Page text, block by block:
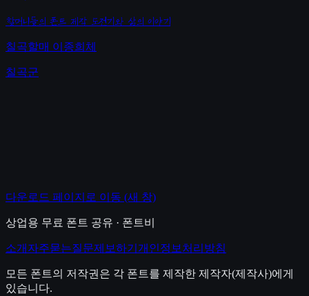
할머니들의 폰트 제작 도전기와 삶의 이야기
칠곡할매 이종희체
칠곡군
다운로드 페이지로 이동 (새 창)
상업용 무료 폰트 공유 · 폰트비
소개 자주묻는질문제보하기 개인정보처리방침
모든 폰트의 저작권은 각 폰트를 제작한 제작자(제작사)에게
있습니다.